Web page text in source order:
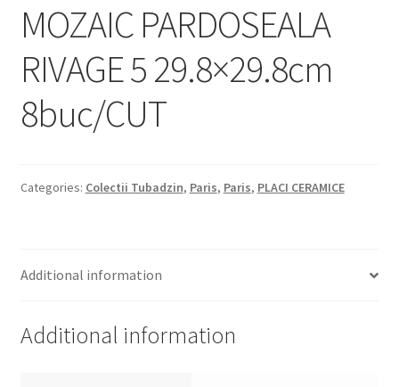
Magazin
Plată
MOZAIC PARDOSEALA
RIVAGE 5 29.8×29.8cm
8buc/CUT
Categories: Colectii Tubadzin, Paris, Paris, PLACI CERAMICE
Additional information
Additional information